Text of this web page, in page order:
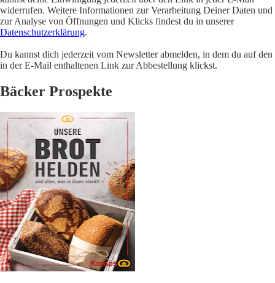
widerrufen. Weitere Informationen zur Verarbeitung Deiner Daten und
zur Analyse von Öffnungen und Klicks findest du in unserer
Datenschutzerklärung.
Du kannst dich jederzeit vom Newsletter abmelden, in dem du auf den
in der E-Mail enthaltenen Link zur Abbestellung klickst.
Bäcker Prospekte